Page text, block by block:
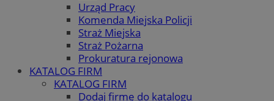
Urząd Pracy
Komenda Miejska Policji
Straż Miejska
Straż Pożarna
Prokuratura rejonowa
KATALOG FIRM
KATALOG FIRM
Dodaj firmę do katalogu